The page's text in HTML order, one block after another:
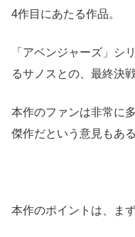
4作目にあたる作品。
「アベンジャーズ」シ
るサノスとの、最終決
本作のファンは非常に
傑作だという意見もあ
本作のポイントは、ま